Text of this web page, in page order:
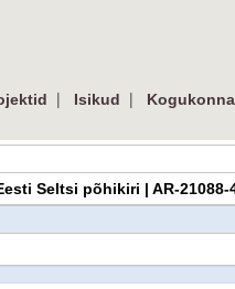
| Isikud |
Seltsi põhikiri | AR-21088-